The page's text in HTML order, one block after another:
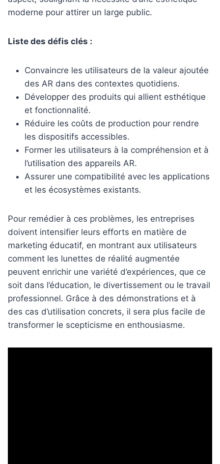
moderne pour attirer un large public.
Liste des défis clés :
Convaincre les utilisateurs de la valeur ajoutée
des AR dans des contextes quotidiens.
Développer des produits qui allient esthétique
et fonctionnalité.
Réduire les coûts de production pour rendre
les dispositifs accessibles.
Former les utilisateurs à la compréhension et à
l’utilisation des appareils AR.
Assurer une compatibilité avec les applications
et les écosystèmes existants.
Pour remédier à ces problèmes, les entreprises
doivent intensifier leurs efforts en matière de
marketing éducatif, en montrant aux utilisateurs
comment les lunettes de réalité augmentée
peuvent enrichir une variété d’expériences, que ce
soit dans l’éducation, le divertissement ou le travail
professionnel. Grâce à des démonstrations et à
des cas d’utilisation concrets, il sera plus facile de
transformer le scepticisme en enthousiasme.